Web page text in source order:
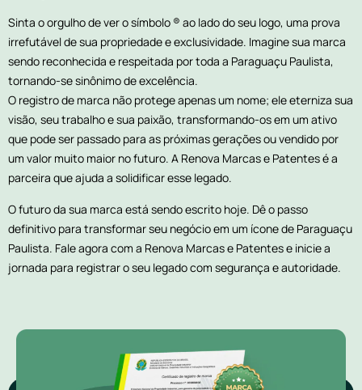
Sinta o orgulho de ver o símbolo ® ao lado do seu logo, uma prova
irrefutável de sua propriedade e exclusividade. Imagine sua marca
sendo reconhecida e respeitada por toda a Paraguaçu Paulista,
tornando-se sinônimo de excelência.
O registro de marca não protege apenas um nome; ele eterniza sua
visão, seu trabalho e sua paixão, transformando-os em um ativo
que pode ser passado para as próximas gerações ou vendido por
um valor muito maior no futuro. A Renova Marcas e Patentes é a
parceira que ajuda a solidificar esse legado.
O futuro da sua marca está sendo escrito hoje. Dê o passo
definitivo para transformar seu negócio em um ícone de Paraguaçu
Paulista. Fale agora com a Renova Marcas e Patentes e inicie a
jornada para registrar o seu legado com segurança e autoridade.